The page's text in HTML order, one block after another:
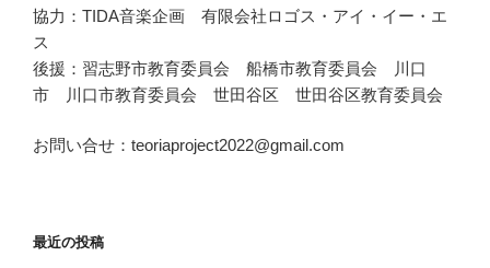
協力：TIDA音楽企画 有限会社ロゴス・アイ・イー・エ
ス
後援：習志野市教育委員会 船橋市教育委員会 川口
市 川口市教育委員会 世田谷区 世田谷区教育委員会
お問い合せ：teoriaproject2022@gmail.com
最近の投稿